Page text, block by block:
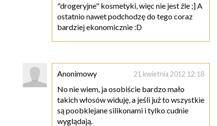
"drogeryjne" kosmetyki, więc nie jest źle ;] A
ostatnio nawet podchodzę do tego coraz
bardziej ekonomicznie :D
Anonimowy 21 kwietnia 2012 12:18
No nie wiem, ja osobiście bardzo mało
takich włosów widuję, a jeśli już to wszystkie
są poobklejane silikonami i tylko cudnie
wyglądają.